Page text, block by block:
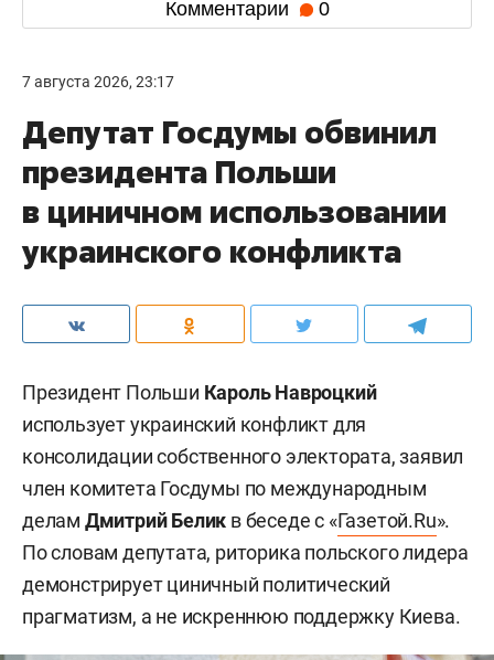
Комментарии 0
7 августа 2026, 23:17
Депутат Госдумы обвинил
президента Польши
в циничном использовании
украинского конфликта
Президент Польши Кароль Навроцкий
использует украинский конфликт для
консолидации собственного электората, заявил
член комитета Госдумы по международным
делам Дмитрий Белик в беседе с «Газетой.Ru».
По словам депутата, риторика польского лидера
демонстрирует циничный политический
прагматизм, а не искреннюю поддержку Киева.